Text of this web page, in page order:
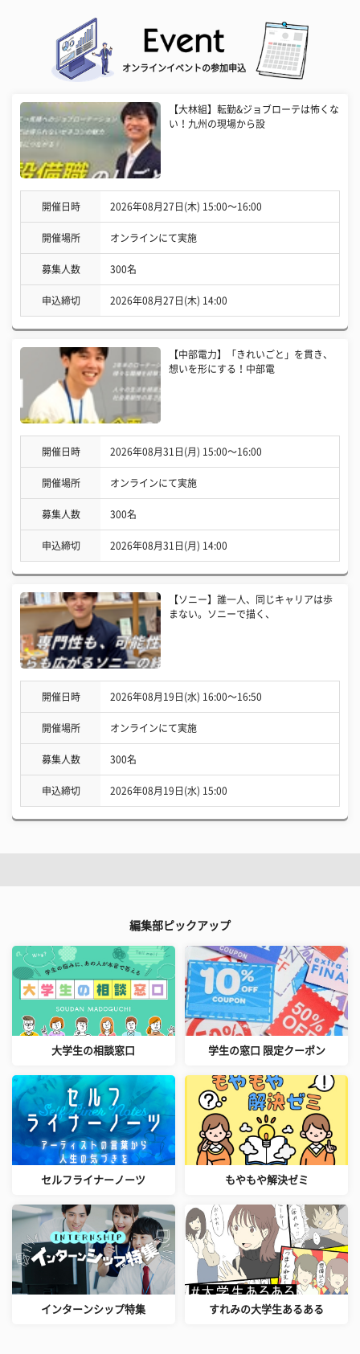
オンラインイベントの参加申込
【大林組】転勤&ジョブローテは怖くな
い！九州の現場から設
開催日時 2026年08月27日(木) 15:00〜16:00
開催場所 オンラインにて実施
募集人数 300名
申込締切 2026年08月27日(木) 14:00
【中部電力】「きれいごと」を貫き、
想いを形にする！中部電
開催日時 2026年08月31日(月) 15:00〜16:00
開催場所 オンラインにて実施
募集人数 300名
申込締切 2026年08月31日(月) 14:00
【ソニー】誰一人、同じキャリアは歩
まない。ソニーで描く、
開催日時 2026年08月19日(水) 16:00〜16:50
開催場所 オンラインにて実施
募集人数 300名
申込締切 2026年08月19日(水) 15:00
編集部ピックアップ
大学生の相談窓口 学生の窓口 限定クーポン
セルフライナーノーツ もやもや解決ゼミ
インターンシップ特集 すれみの大学生あるある